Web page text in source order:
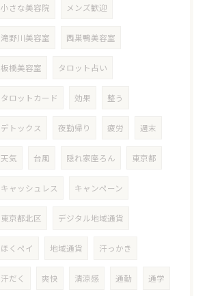
小さな美容院 メンズ歓迎
滝野川美容室 西巣鴨美容室
板橋美容室 タロット占い
タロットカード 効果 整う
デトックス 夜勤帰り 疲労 週末
天気 台風 隠れ家座ろん 東京都
キャッシュレス キャンペーン
東京都北区 デジタル地域通貨
ほくペイ 地域通貨 汗っかき
汗だく 爽快 清涼感 通勤 通学